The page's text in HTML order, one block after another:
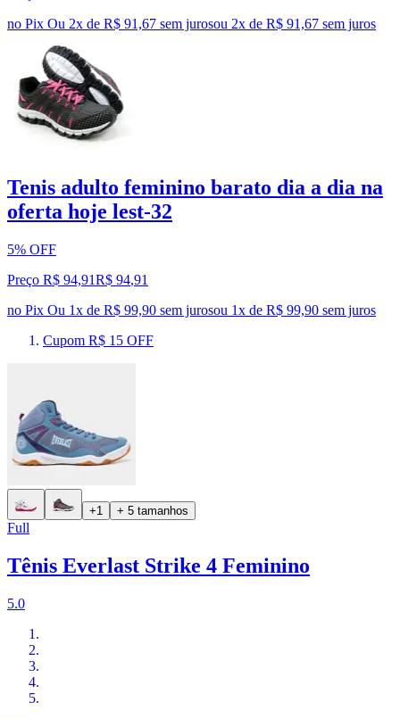
no Pix Ou 2x de R$ 91,67 sem jurosou 2x de R$ 91,67 sem juros
Tenis adulto feminino barato dia a dia na
oferta hoje lest-32
5% OFF
Preço R$ 94,91R$ 94,91
no Pix Ou 1x de R$ 99,90 sem jurosou 1x de R$ 99,90 sem juros
Cupom R$ 15 OFF
+1 + 5 tamanhos
Full
Tênis Everlast Strike 4 Feminino
5.0